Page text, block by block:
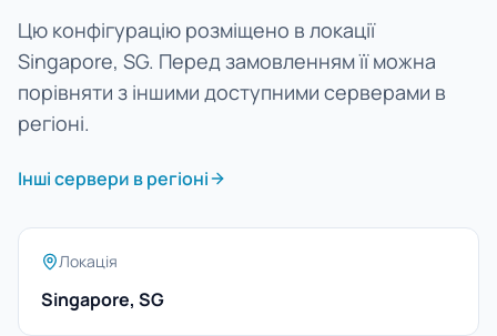
Цю конфігурацію розміщено в локації
Singapore, SG. Перед замовленням її можна
порівняти з іншими доступними серверами в
регіоні.
Інші сервери в регіоні
Локація
Singapore, SG